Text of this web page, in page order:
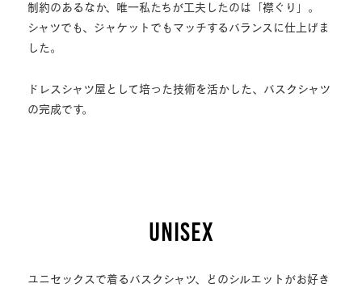
制約のあるなか、唯一私たちが工夫したのは「襟ぐり」。
シャツでも、ジャケットでもマッチするバランスに仕上げま
した。
ドレスシャツ屋として培った技術を活かした、バスクシャツ
の完成です。
UNISEX
ユニセックスで着るバスクシャツ、どのシルエットがお好き